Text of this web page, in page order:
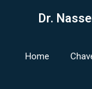
Dr.
Home